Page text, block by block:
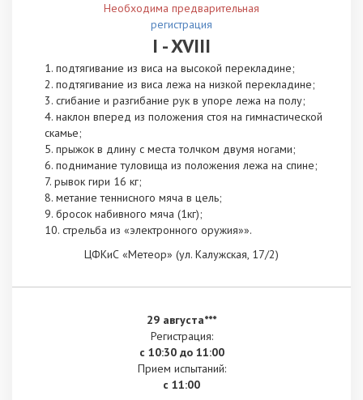
Необходима предварительная
регистрация
I - XVIII
подтягивание из виса на высокой перекладине;
подтягивание из виса лежа на низкой перекладине;
сгибание и разгибание рук в упоре лежа на полу;
наклон вперед из положения стоя на гимнастической
скамье;
прыжок в длину с места толчком двумя ногами;
поднимание туловища из положения лежа на спине;
рывок гири 16 кг;
метание теннисного мяча в цель;
бросок набивного мяча (1кг);
стрельба из «электронного оружия»».
ЦФКиС «Метеор» (ул. Калужская, 17/2)
29 августа***
Регистрация:
с 10:30 до 11:00
Прием испытаний:
с 11:00